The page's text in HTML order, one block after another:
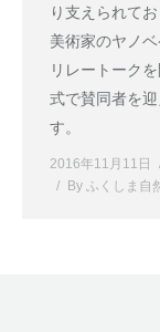
り支えられて
美術家のヤノ
リレートーク
式で賛同者を
す。
2016年11月11日
By ふくしま自